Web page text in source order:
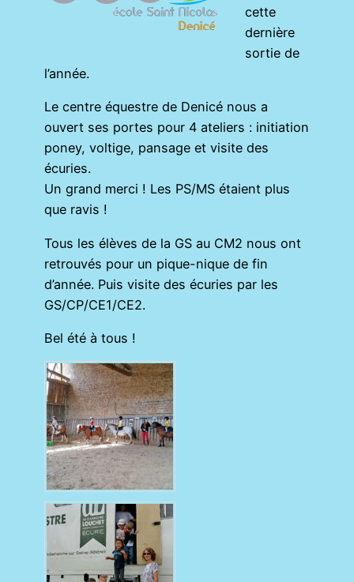
cette
dernière
sortie de
l’année.
Le centre équestre de Denicé nous a
ouvert ses portes pour 4 ateliers : initiation
poney, voltige, pansage et visite des
écuries.
Un grand merci ! Les PS/MS étaient plus
que ravis !
Tous les élèves de la GS au CM2 nous ont
retrouvés pour un pique-nique de fin
d’année. Puis visite des écuries par les
GS/CP/CE1/CE2.
Bel été à tous !